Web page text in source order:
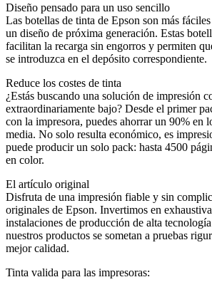
Diseño pensado para un uso sencillo
Las botellas de tinta de Epson son más
un diseño de próxima generación. Estas
facilitan la recarga sin engorros y permiten
se introduzca en el depósito correspondiente.
Reduce los costes de tinta
¿Estás buscando una solución de impresión
extraordinariamente bajo? Desde el primer
con la impresora, puedes ahorrar un 90% en
media. No solo resulta económico, es
puede producir un solo pack: hasta 4500
en color.
El artículo original
Disfruta de una impresión fiable y sin
originales de Epson. Invertimos en
instalaciones de producción de alta
nuestros productos se sometan a pruebas
mejor calidad.
Tinta valida para las impresoras: